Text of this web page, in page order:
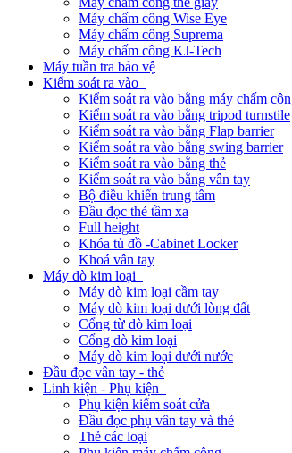
Máy chấm công Wise Eye
Máy chấm công Suprema
Máy chấm công KJ-Tech
Máy tuần tra bảo vệ
Kiểm soát ra vào
Kiểm soát ra vào bằng máy chấm
Kiểm soát ra vào bằng tripod turnstile
Kiểm soát ra vào bằng Flap barrier
Kiểm soát ra vào bằng swing barrier
Kiểm soát ra vào bằng thẻ
Kiểm soát ra vào bằng vân tay
Bộ điều khiển trung tâm
Đầu đọc thẻ tầm xa
Full height
Khóa tủ đồ -Cabinet Locker
Khoá vân tay
Máy dò kim loại
Máy dò kim loại cầm tay
Máy dò kim loại dưới lòng đất
Cổng từ dò kim loại
Cổng dò kim loại
Máy dò kim loại dưới nước
Đầu đọc vân tay - thẻ
Linh kiện - Phụ kiện
Phụ kiện kiểm soát cửa
Đầu đọc phụ vân tay và thẻ
Thẻ các loại